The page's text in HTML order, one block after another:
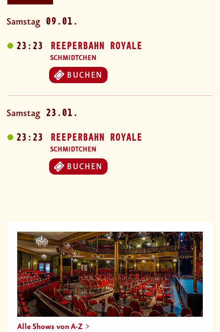
Samstag 09.01.
23:23 REEPERBAHN ROYALE
SCHMIDTCHEN
BUCHEN
Samstag 23.01.
23:23 REEPERBAHN ROYALE
SCHMIDTCHEN
BUCHEN
Alle Shows von A-Z